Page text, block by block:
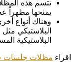
تتسم هذه
يمنحها مظهراً
وهناك أنواع
البلاستيكي
البلاستيكية
اقراء مظلات جلسات